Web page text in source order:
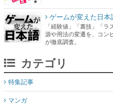
ゲームが変えた日本
「経験値」「裏技」「
源や用法の変遷を、コン
が徹底調査。
カテゴリ
特集記事
マンガ